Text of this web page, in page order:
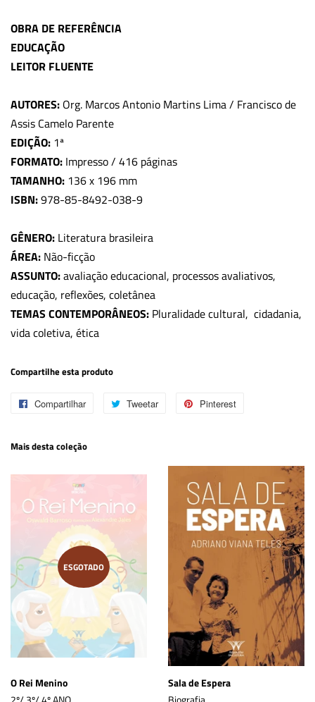
OBRA DE REFERÊNCIA
EDUCAÇÃO
LEITOR FLUENTE
AUTORES: Org. Marcos Antonio Martins Lima / Francisco de
Assis Camelo Parente
EDIÇÃO: 1ª
FORMATO: Impresso / 416 páginas
TAMANHO: 136 x 196 mm
ISBN:978-85-8492-038-9
GÊNERO: Literatura brasileira
ÁREA: Não-ficção
ASSUNTO:avaliação educacional, processos avaliativos,
educação, reflexões, coletânea
TEMAS CONTEMPORÂNEOS: Pluralidade cultural, cidadania,
vida coletiva, ética
Compartilhe esta produto
Compartilhar
Compartilhar
Tweetar Tweetar Pinterest
Mais desta coleção
ESGOTADO
O Rei Menino Sala de Espera